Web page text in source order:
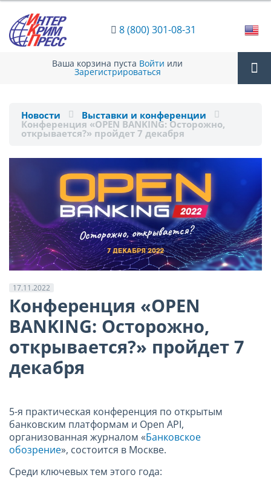
8 (800) 301-08-31
Ваша корзина пуста Войти или
Зарегистрироваться
Новости Выставки и конференции
Конференция «OPEN BANKING: Осторожно,
открывается?» пройдет 7 декабря
17.11.2022
Конференция «OPEN
BANKING: Осторожно,
открывается?» пройдет 7
декабря
5-я практическая конференция по открытым
банковским платформам и Open API,
организованная журналом «Банковское
обозрение», состоится в Москве.
Среди ключевых тем этого года: